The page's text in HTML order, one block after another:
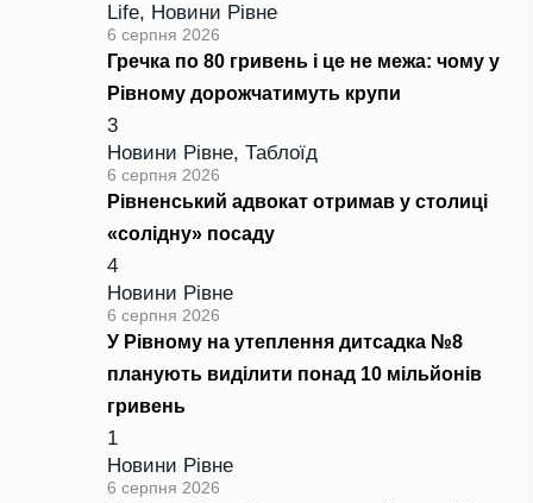
Life, Новини Рівне
6 серпня 2026
Гречка по 80 гривень і це не межа: чому у
Рівному дорожчатимуть крупи
3
Новини Рівне, Таблоїд
6 серпня 2026
Рівненський адвокат отримав у столиці
«солідну» посаду
4
Новини Рівне
6 серпня 2026
У Рівному на утеплення дитсадка №8
планують виділити понад 10 мільйонів
гривень
1
Новини Рівне
6 серпня 2026